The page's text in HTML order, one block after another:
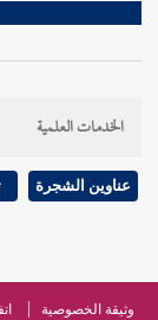
الخدمات العلمية
عناوين الشجرة
وثيقة الخصوصية